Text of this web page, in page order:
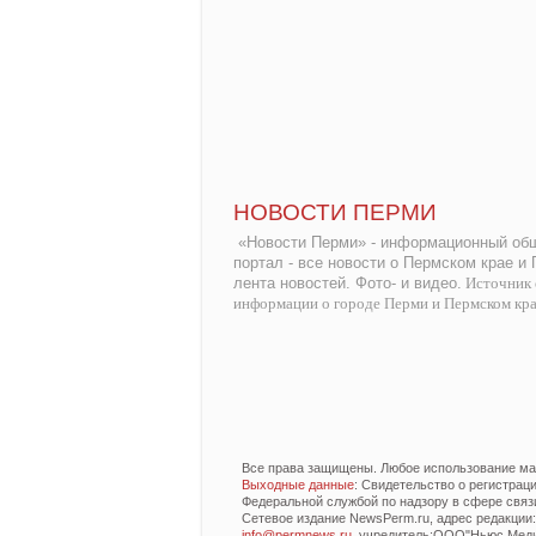
НОВОСТИ ПЕРМИ
«Новости Перми» - информационный
портал - все новости о Пермском крае и
лента новостей. Фото- и видео. Источник
информации о городе Перми и Пермском
Все права защищены. Любое использование
Выходные данные: Свидетельство о
Федеральной службой по надзору в сфере
Сетевое издание NewsPerm.ru, адрес